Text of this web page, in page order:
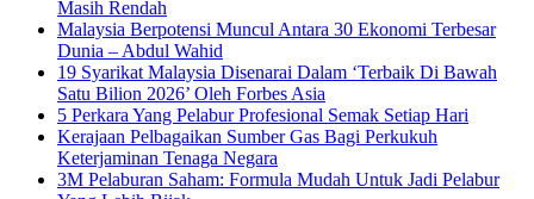
Masih Rendah
Malaysia Berpotensi Muncul Antara 30 Ekonomi Terbesar
Dunia – Abdul Wahid
19 Syarikat Malaysia Disenarai Dalam ‘Terbaik Di Bawah
Satu Bilion 2026’ Oleh Forbes Asia
5 Perkara Yang Pelabur Profesional Semak Setiap Hari
Kerajaan Pelbagaikan Sumber Gas Bagi Perkukuh
Keterjaminan Tenaga Negara
3M Pelaburan Saham: Formula Mudah Untuk Jadi Pelabur